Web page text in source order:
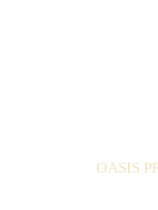
OASIS